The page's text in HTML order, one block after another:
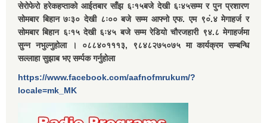
सेरोफेरो हरेकहप्ताको आईतबार साँझ ६ः१५बजे देखी ६ः४५सम्म र पुन प्रशारण
सोमबार बिहान ७ः३० देखी ८ः०० बजे सम्म आफ्नो एफ. एम ९०ं.४ मेगाहर्ज र
सोमबार बिहान ६ः१५ देखी ६ः४५ बजे सम्म रेडियो चौरजहारी ९४.८ मेगाहर्जमा
सुन्न नभुल्नुहोला । ०८८४०१११३, ९८४८२७५०७५ मा कार्यक्रम सम्बन्धि
सल्लाहा सुझाब भए सर्म्पक गर्नुहोला
https://www.facebook.com/aafnofmrukum/?
locale=mk_MK